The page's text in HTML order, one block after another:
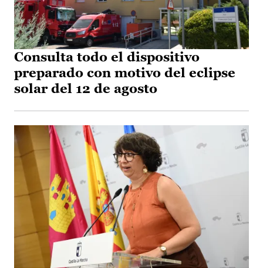
Consulta todo el dispositivo
preparado con motivo del eclipse
solar del 12 de agosto